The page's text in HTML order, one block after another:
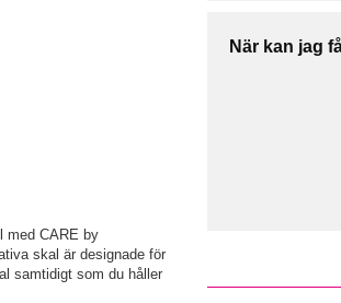
När kan jag
med CARE by
skal är designade för
samtidigt som du håller